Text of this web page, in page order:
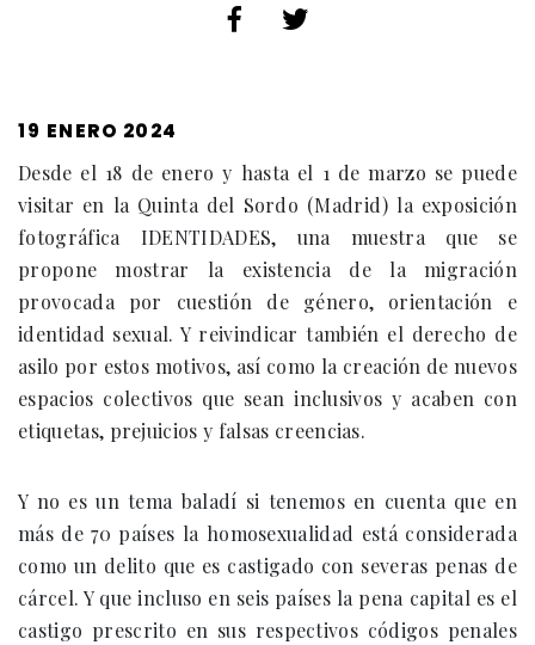
PUBLICADO
19 ENERO 2024
Desde el 18 de enero y hasta el 1 de marzo se puede
visitar en la Quinta del Sordo (Madrid) la exposición
fotográfica IDENTIDADES, una muestra que se
propone mostrar la existencia de la migración
provocada por cuestión de género, orientación e
identidad sexual. Y reivindicar también el derecho de
asilo por estos motivos, así como la creación de nuevos
espacios colectivos que sean inclusivos y acaben con
etiquetas, prejuicios y falsas creencias.
Y no es un tema baladí si tenemos en cuenta que en
más de 70 países la homosexualidad está considerada
como un delito que es castigado con severas penas de
cárcel. Y que incluso en seis países la pena capital es el
castigo prescrito en sus respectivos códigos penales